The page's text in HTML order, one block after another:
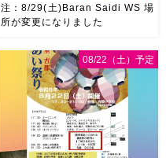
8/29（土）Baran Saidi WSお
申し込み多数につき会場変更し
ました♡ 表町桃太郎スタジオ
岡山県岡山市 北区表町2丁目6-
64 4階 ショー会場から近いの
で、安心♡駅からもバスで天満
屋バスス […]
注：8/29(土)Baran Saidi WS 場
所が変更になりました
08/22（土）予定